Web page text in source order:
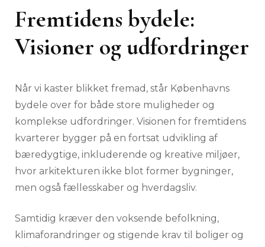
Fremtidens bydele:
Visioner og udfordringer
Når vi kaster blikket fremad, står Københavns
bydele over for både store muligheder og
komplekse udfordringer. Visionen for fremtidens
kvarterer bygger på en fortsat udvikling af
bæredygtige, inkluderende og kreative miljøer,
hvor arkitekturen ikke blot former bygninger,
men også fællesskaber og hverdagsliv.
Samtidig kræver den voksende befolkning,
klimaforandringer og stigende krav til boliger og